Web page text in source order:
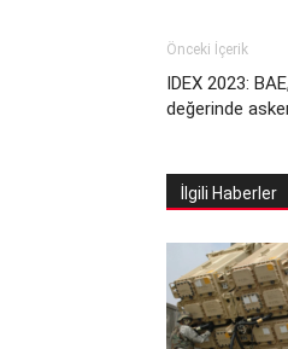
Önceki İçerik
IDEX 2023:
değerinde
İlgili Haberler